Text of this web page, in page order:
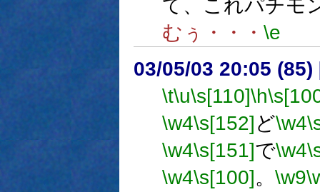
て、これパチモ
むぅ・・・ \e
03/05/03 20:05 (85)
\t\u\s[110]\h
\w4\s[152]ど\w4
\w4\s[151]で\w4
\w4\s[100]。 \w9